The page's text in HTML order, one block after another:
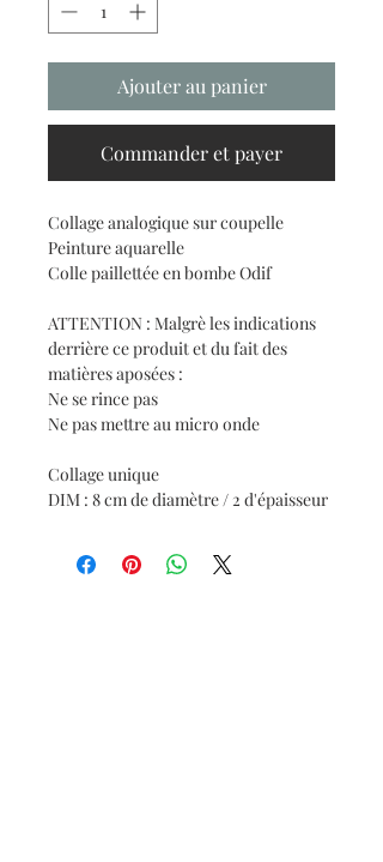
Ajouter au panier
Commander et payer
Collage analogique sur coupelle
Peinture aquarelle
Colle paillettée en bombe Odif
ATTENTION : Malgrè les indications
derrière ce produit et du fait des
matières aposées :
Ne se rince pas
Ne pas mettre au micro onde
Collage unique
DIM : 8 cm de diamètre / 2 d'épaisseur